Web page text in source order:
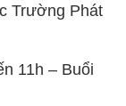
Trường Phát
11h – Buổi